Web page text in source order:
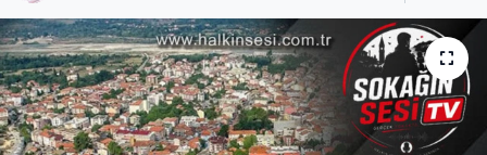
Bolu
ÇEVRE
BİLİM VE TEKNOLOJİ